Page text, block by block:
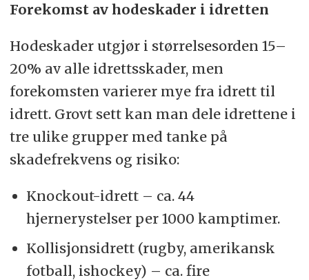
Forekomst av hodeskader i idretten
Hodeskader utgjør i størrelsesorden 15–
20% av alle idrettsskader, men
forekomsten varierer mye fra idrett til
idrett. Grovt sett kan man dele idrettene i
tre ulike grupper med tanke på
skadefrekvens og risiko:
Knockout-idrett – ca. 44
hjernerystelser per 1000 kamptimer.
Kollisjonsidrett (rugby, amerikansk
fotball, ishockey) – ca. fire